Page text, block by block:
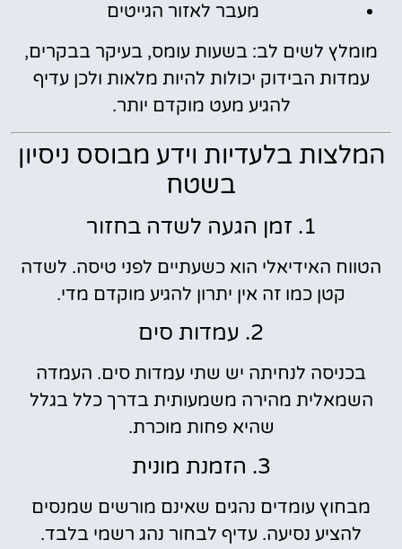
מעבר לאזור הגייטים
מומלץ לשים לב: בשעות עומס, בעיקר בבקרים,
עמדות הבידוק יכולות להיות מלאות ולכן עדיף
להגיע מעט מוקדם יותר.
המלצות בלעדיות וידע מבוסס ניסיון
בשטח
1. זמן הגעה לשדה בחזור
הטווח האידיאלי הוא כשעתיים לפני טיסה. לשדה
קטן כמו זה אין יתרון להגיע מוקדם מדי.
2. עמדות סים
בכניסה לנחיתה יש שתי עמדות סים. העמדה
השמאלית מהירה משמעותית בדרך כלל בגלל
שהיא פחות מוכרת.
3. הזמנת מונית
מבחוץ עומדים נהגים שאינם מורשים שמנסים
להציע נסיעה. עדיף לבחור נהג רשמי בלבד.